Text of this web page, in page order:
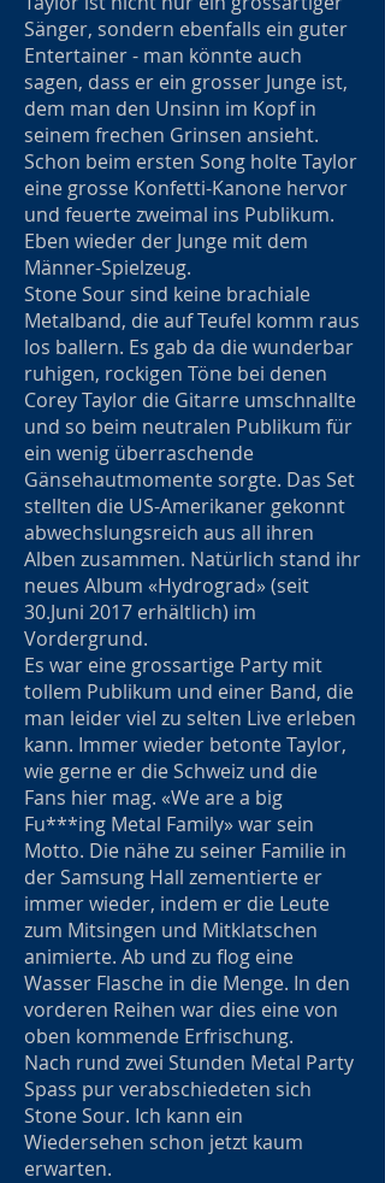
Sänger, sondern ebenfalls ein guter
Entertainer - man könnte auch
sagen, dass er ein grosser Junge ist,
dem man den Unsinn im Kopf in
seinem frechen Grinsen ansieht.
Schon beim ersten Song holte Taylor
eine grosse Konfetti-Kanone hervor
und feuerte zweimal ins Publikum.
Eben wieder der Junge mit dem
Männer-Spielzeug.
Stone Sour sind keine brachiale
Metalband, die auf Teufel komm raus
los ballern. Es gab da die wunderbar
ruhigen, rockigen Töne bei denen
Corey Taylor die Gitarre umschnallte
und so beim neutralen Publikum für
ein wenig überraschende
Gänsehautmomente sorgte. Das Set
stellten die US-Amerikaner gekonnt
abwechslungsreich aus all ihren
Alben zusammen. Natürlich stand ihr
neues Album «Hydrograd» (seit
30.Juni 2017 erhältlich) im
Vordergrund.
Es war eine grossartige Party mit
tollem Publikum und einer Band, die
man leider viel zu selten Live erleben
kann. Immer wieder betonte Taylor,
wie gerne er die Schweiz und die
Fans hier mag. «We are a big
Fu***ing Metal Family» war sein
Motto. Die nähe zu seiner Familie in
der Samsung Hall zementierte er
immer wieder, indem er die Leute
zum Mitsingen und Mitklatschen
animierte. Ab und zu flog eine
Wasser Flasche in die Menge. In den
vorderen Reihen war dies eine von
oben kommende Erfrischung.
Nach rund zwei Stunden Metal Party
Spass pur verabschiedeten sich
Stone Sour. Ich kann ein
Wiedersehen schon jetzt kaum
erwarten.